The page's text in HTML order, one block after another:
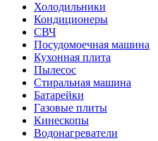
Холодильники
Кондиционеры
СВЧ
Посудомоечная машина
Кухонная плита
Пылесос
Стиральная машина
Батарейки
Газовые плиты
Кинескопы
Водонагреватели